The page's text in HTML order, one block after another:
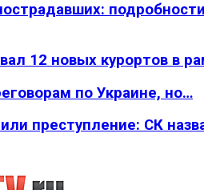
12 новых курортов в
по Украине, но…
преступление: СК